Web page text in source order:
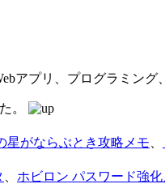
アプリ、プログラミン
。
がならぶとき攻略メモ
ホビロン パスワード強